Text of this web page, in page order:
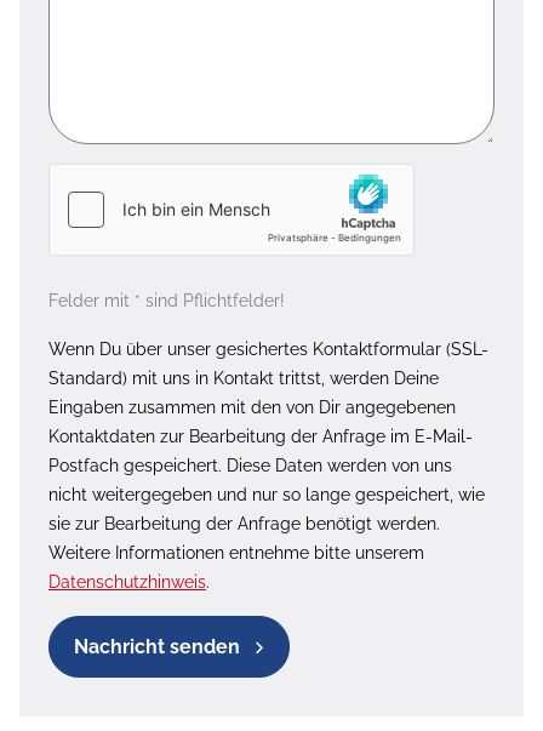
Felder mit * sind Pflichtfelder!
Wenn Du über unser gesichertes Kontaktformular (SSL-
Standard) mit uns in Kontakt trittst, werden Deine
Eingaben zusammen mit den von Dir angegebenen
Kontaktdaten zur Bearbeitung der Anfrage im E-Mail-
Postfach gespeichert. Diese Daten werden von uns
nicht weitergegeben und nur so lange gespeichert, wie
sie zur Bearbeitung der Anfrage benötigt werden.
Weitere Informationen entnehme bitte unserem
Datenschutzhinweis.
Nachricht senden